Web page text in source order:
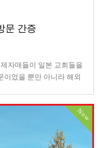
문 간증
자매들이 일본 교회들을
이었을 뿐만 아니라 해외
은 그리스도의 우주… Now